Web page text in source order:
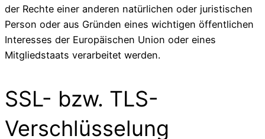
der Rechte einer anderen natürlichen oder juristischen
Person oder aus Gründen eines wichtigen öffentlichen
Interesses der Europäischen Union oder eines
Mitgliedstaats verarbeitet werden.
SSL- bzw. TLS-
Verschlüsselung